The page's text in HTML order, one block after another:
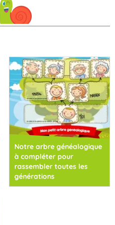
Notre arbre généalogique
à compléter pour
rassembler toutes les
générations